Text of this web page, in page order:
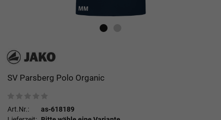
SV Parsberg Polo Organic
Art.Nr.:
as-618189